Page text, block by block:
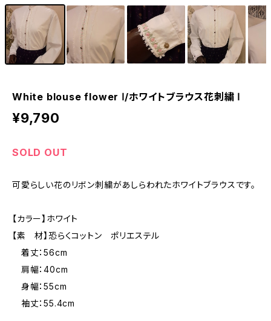
White blouse flower Ⅰ/ホワイトブラウス花刺繍 Ⅰ
¥9,790
SOLD OUT
可愛らしい花のリボン刺繍があしらわれたホワイトブラウスです。
【カラー】ホワイト
【素 材】恐らくコットン ポリエステル
着丈：56cm
肩幅：40cm
身幅：55cm
袖丈：55.4cm